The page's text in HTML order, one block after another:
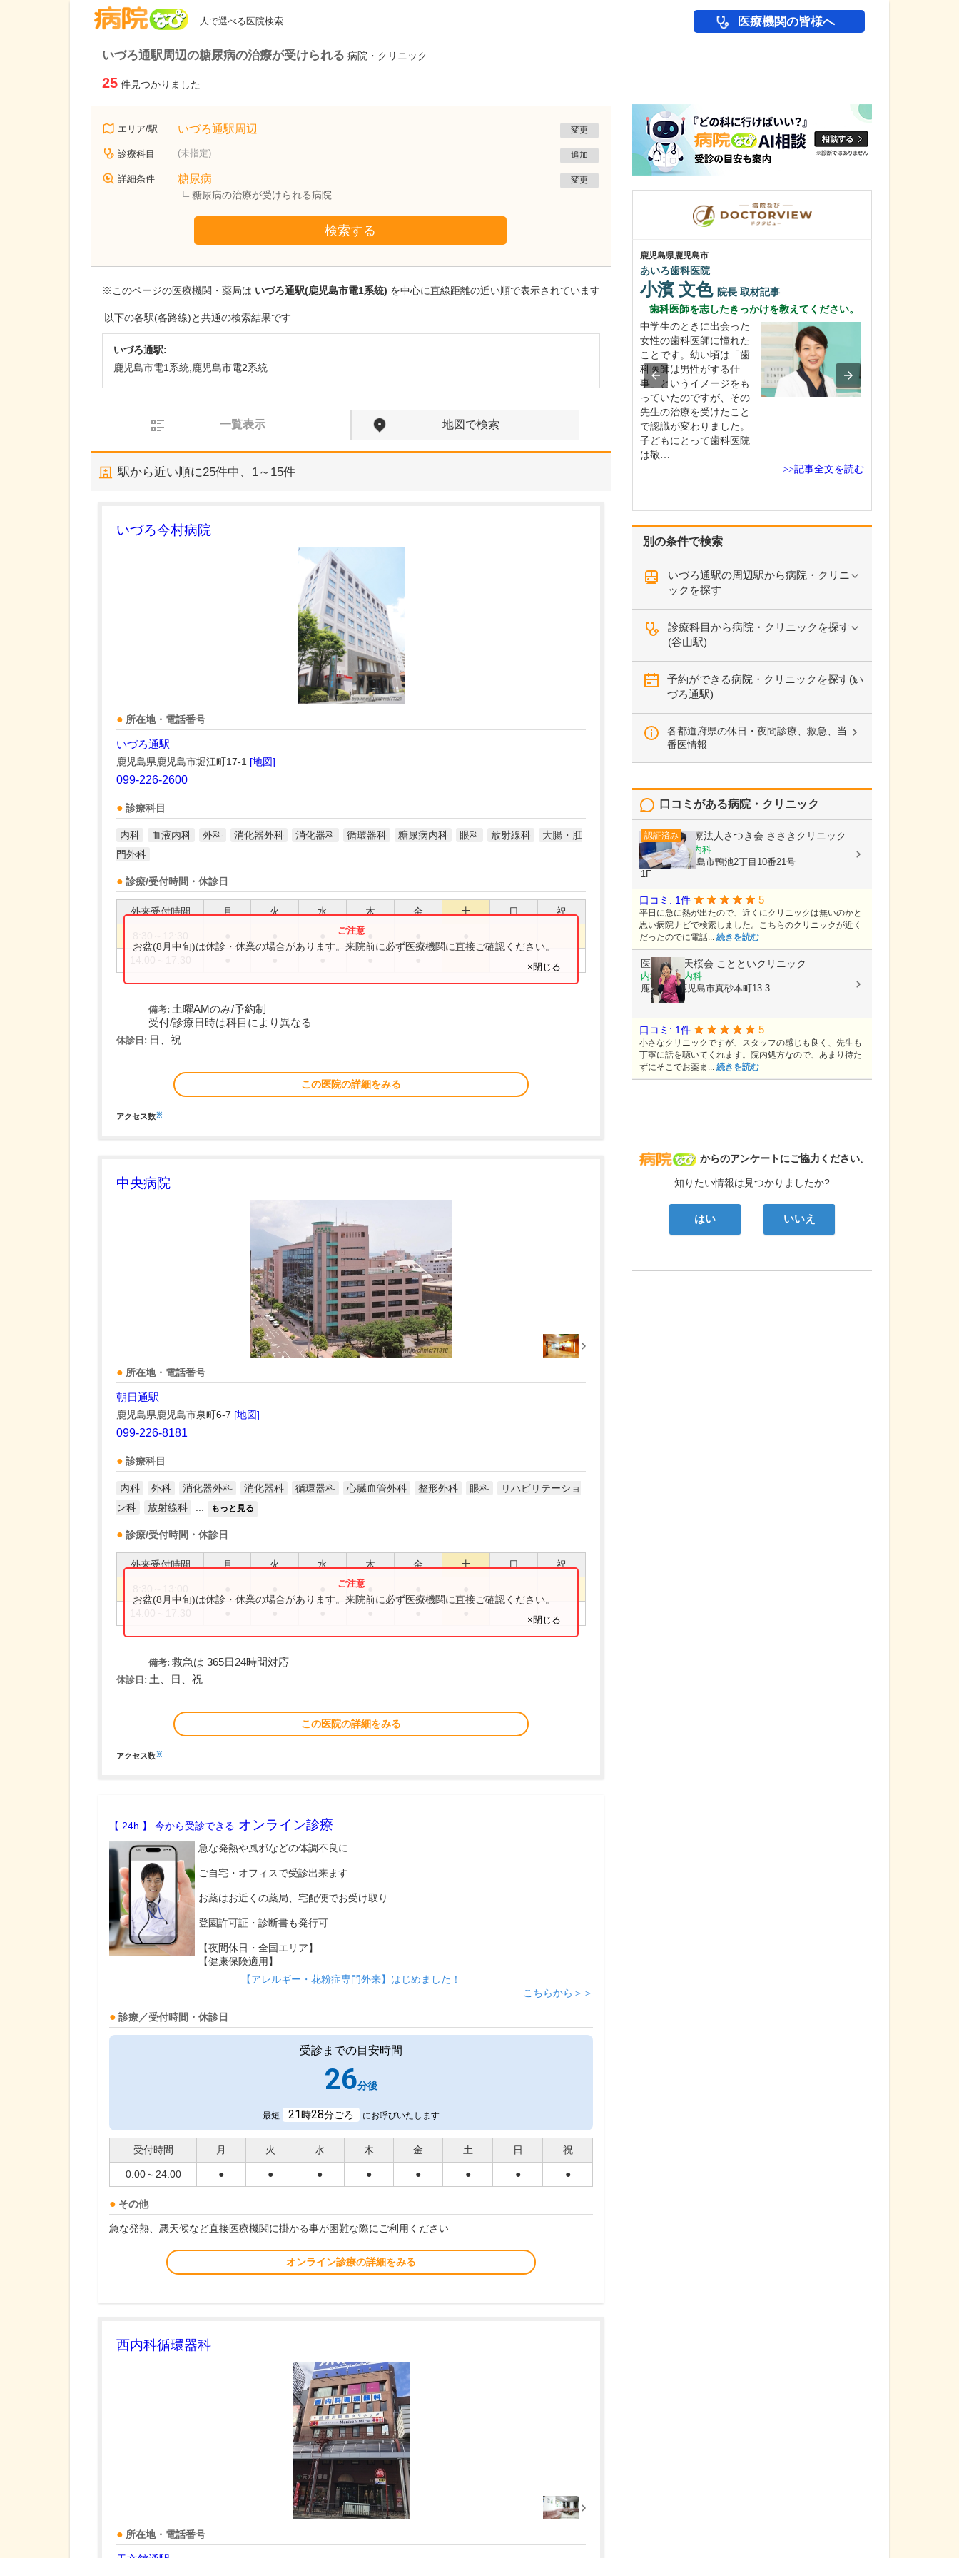
人で選べる医院検索 医療機関の皆様へ
いづろ通駅周辺の糖尿病の治療が受けられる 病院・クリニック
25 件見つかりました
エリア/駅 いづろ通駅周辺 変更
診療科目 (未指定) 追加
詳細条件 糖尿病
糖尿病の治療が受けられる病院
変更
検索する
※このページの医療機関・薬局は いづろ通駅(鹿児島市電1系統) を中心に直線距離の近い順で表示されています
以下の各駅(各路線)と共通の検索結果です
いづろ通駅:
鹿児島市電1系統,鹿児島市電2系統
一覧表示 地図で検索
駅から近い順に25件中、 1～15件
いづろ今村病院
所在地・電話番号
いづろ通駅
鹿児島県鹿児島市堀江町17-1 [地図]
099-226-2600
診療科目
内科 血液内科 外科 消化器外科 消化器科 循環器科 糖尿病内科 眼科 放射線科
大腸・肛
門外科
診療/受付時間・休診日
外来受付時間 月 火 水 木 金 土 日 祝
お盆(8月中旬)は休診・休業の場合があります。来院前に必ず医療機関に直接ご確認ください。
×閉じる
備考: 土曜AMのみ/予約制
受付/診療日時は科目により異なる
休診日: 日、祝
この医院の詳細をみる
アクセス数※
中央病院
所在地・電話番号
朝日通駅
鹿児島県鹿児島市泉町6-7 [地図]
099-226-8181
診療科目
内科 外科 消化器外科 消化器科 循環器科 心臓血管外科 整形外科 眼科
リハビリテーショ
ン科
放射線科 もっと見る
診療/受付時間・休診日
外来受付時間 月 火 水 木 金 土 日 祝
お盆(8月中旬)は休診・休業の場合があります。来院前に必ず医療機関に直接ご確認ください。
×閉じる
備考: 救急は 365日24時間対応
休診日: 土、日、祝
この医院の詳細をみる
アクセス数※
【 24h 】 今から受診できる オンライン診療
急な発熱や風邪などの体調不良に
ご自宅・オフィスで受診出来ます
お薬はお近くの薬局、宅配便でお受け取り
登園許可証・診断書も発行可
【夜間休日・全国エリア】
【健康保険適用】
【アレルギー・花粉症専門外来】はじめました！
こちらから＞＞
診療／受付時間・休診日
受診までの目安時間
26分後
最短 21時28分ごろ にお呼びいたします
受付時間 月 火 水 木 金 土 日 祝
0:00～24:00 ● ● ● ● ● ● ● ●
その他
急な発熱、悪天候など直接医療機関に掛かる事が困難な際にご利用ください
オンライン診療の詳細をみる
西内科循環器科
所在地・電話番号
別の条件で検索
いづろ通駅の周辺駅から病院・クリニ
ックを探す
診療科目から病院・クリニックを探す
(谷山駅)
予約ができる病院・クリニックを探す(い
づろ通駅)
各都道府県の休日・夜間診療、救急、当
番医情報
病院なび
からのアンケートにご協力ください。
知りたい情報は見つかりましたか?
はい いいえ
口コミがある病院・クリニック
認証済み 医療法人さつき会 ささきクリニック
内科, 循環器内科
鹿児島県鹿児島市鴨池2丁目10番21号
1F
口コミ: 1件 5
平日に急に熱が出たので、近くにクリニックは無いのかと
思い病院ナビで検索しました。こちらのクリニックが近く
だったのでに電話... 続きを読む
医療法人 天桜会 ことといクリニック
内科, 血液内科
鹿児島県鹿児島市真砂本町13-3
口コミ: 1件 5
小さなクリニックですが、スタッフの感じも良く、先生も
丁寧に話を聴いてくれます。院内処方なので、あまり待た
ずにそこでお薬ま... 続きを読む
緑ヶ丘クリニック
新田 翔 院長
ます。風邪や生活習慣病
から、外傷や関節・筋肉
の痛みなどの整形外科的
鹿児島県鹿児島市
あいろ歯科医院
小濱 文色 院長 取材記事
歯科医師を志したきっかけを教えてください。
中学生のときに出会った
女性の歯科医師に憧れた
ことです。幼い頃は「歯
科医師は男性がする仕
事」というイメージをも
っていたのですが、その
先生の治療を受けたこと
で認識が変わりました。
子どもにとって歯科医院
は敬…
>>記事全文を読む